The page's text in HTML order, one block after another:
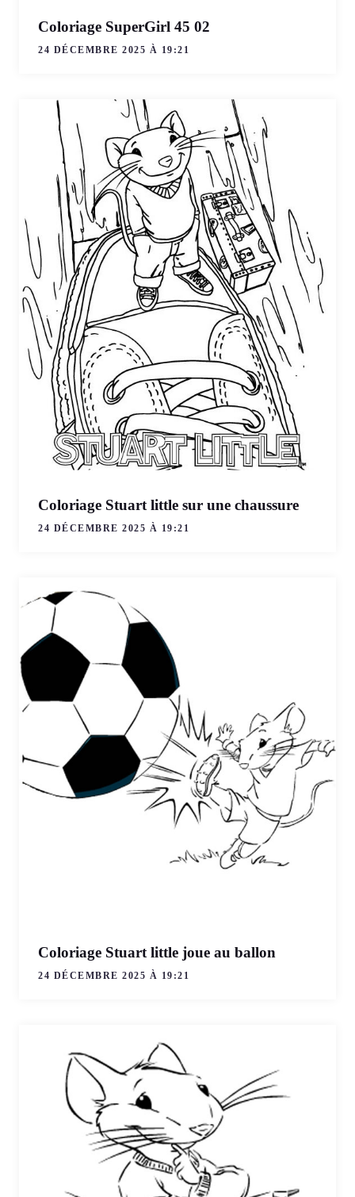
Coloriage SuperGirl 45 02
24 DÉCEMBRE 2025 À 19:21
Coloriage Stuart little sur une chaussure
24 DÉCEMBRE 2025 À 19:21
Coloriage Stuart little joue au ballon
24 DÉCEMBRE 2025 À 19:21